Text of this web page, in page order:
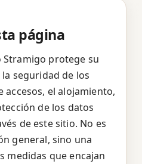
página
Stramigo protege su
seguridad de los
el alojamiento,
de los datos
de este sitio. No es
general, sino una
medidas que encajan